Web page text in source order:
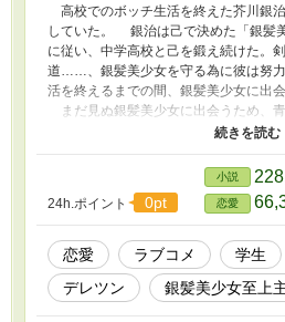
高校でのボッチ生活を終えた芥川銀
していた。 銀治は己で決めた「銀髪
に従い、中学高校と己を鍛え続けた。
道……、銀髪美少女を守る為に彼は努
活を終えるまでの間、銀髪美少女に出
まだ見ぬ銀髪美少女に出会うため、
は大学へと進学。 そして、大学初日
誰とも付き合わないことを決めた主
ウマを抱く彩芽。そんな彩芽を楽しま
ある彩香……。 大学生活が始まってか
も、再び三人は大学の校門で出会う
所を助け彩芽と彩香に感謝された銀治
と綺麗な彩香にぼっちで過ごしてきた
ージを受ける。 途中、昔の出来事を
24h.ポイント 0pt
小説
恋愛
恋愛 ラブコメ 学生
デレツン
銀髪美少女至上